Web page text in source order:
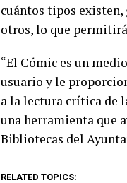
cuántos tipos existen,
otros, lo que
“El Cómic es un
usuario y le
a la lectura crítica de
una herramienta que
Bibliotecas del
RELATED TOPICS: